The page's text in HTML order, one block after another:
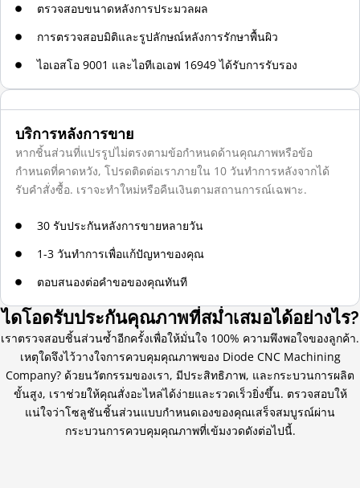
ไดโอดรับประกันคุณภาพที่สม่ำเสมอได้อย่างไร?
เราตรวจสอบชิ้นส่วนซ้ำอีกครั้งเพื่อให้มั่นใจ 100% ความพึงพอใจของลูกค้า.
เหตุใดจึงไว้วางใจการควบคุมคุณภาพของ Diode CNC Machining
Company? ด้วยนวัตกรรมของเรา, มีประสิทธิภาพ, และกระบวนการผลิต
ขั้นสูง, เราช่วยให้คุณสั่งอะไหล่ได้ง่ายและรวดเร็วยิ่งขึ้น. ตรวจสอบให้
แน่ใจว่าโซลูชันชิ้นส่วนแบบกำหนดเองของคุณเสร็จสมบูรณ์ผ่าน
กระบวนการควบคุมคุณภาพที่เข้มงวดดังต่อไปนี้.
ตรวจสอบขนาดหลังการประมวลผล
การตรวจสอบมิติและรูปลักษณ์หลังการรักษาพื้นผิว
ไอเอสโอ 9001 และไอทีเอเอฟ 16949 ได้รับการรับรอง
บริการหลังการขาย
หากชิ้นส่วนที่แปรรูปไม่ตรงตามข้อกำหนดด้านคุณภาพหรือข้อ
กำหนดที่คาดหวัง, โปรดติดต่อเราภายใน 10 วันทำการหลังจากได้
รับคำสั่งซื้อ. เราจะทำใหม่หรือคืนเงินตามสถานการณ์เฉพาะ.
30 รับประกันหลังการขายหลายวัน
1-3 วันทำการเพื่อแก้ปัญหาของคุณ
ตอบสนองต่อคำขอของคุณทันที